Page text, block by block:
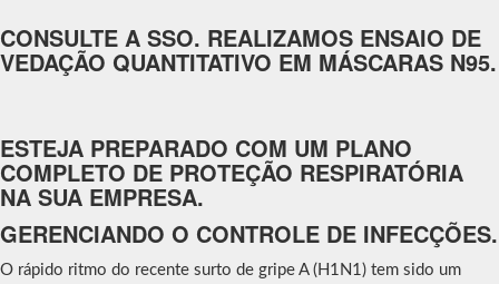
CONSULTE A SSO. REALIZAMOS ENSAIO DE
VEDAÇÃO QUANTITATIVO EM MÁSCARAS N95.
ESTEJA PREPARADO COM UM PLANO
COMPLETO DE PROTEÇÃO RESPIRATÓRIA
NA SUA EMPRESA.
GERENCIANDO O CONTROLE DE INFECÇÕES.
O rápido ritmo do recente surto de gripe A (H1N1) tem sido um